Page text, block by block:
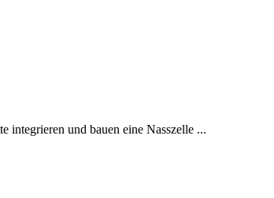
integrieren und bauen eine Nasszelle ...